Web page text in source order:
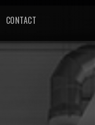
CONTACT